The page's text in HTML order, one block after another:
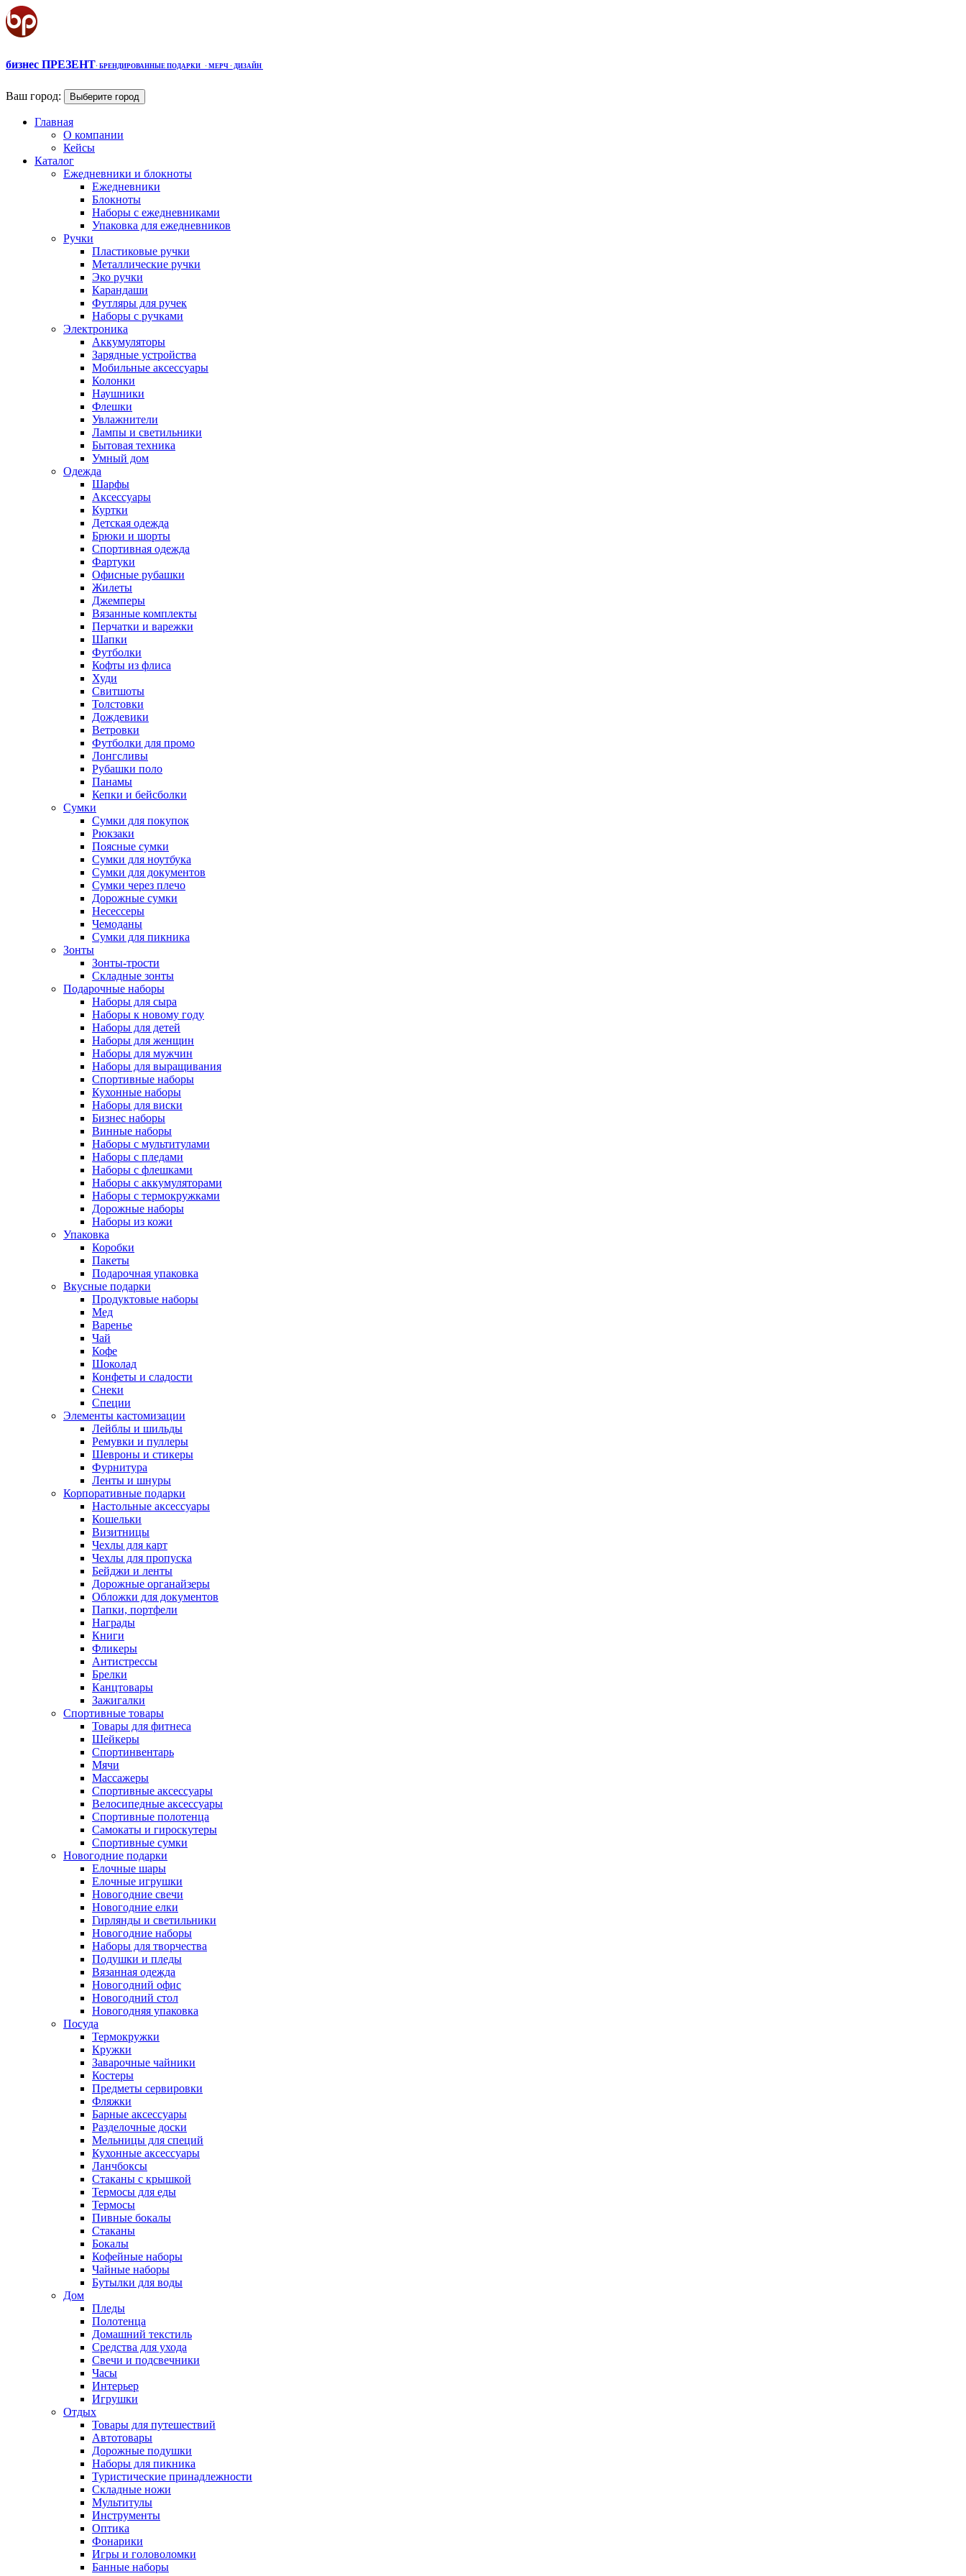
бизнес ПРЕЗЕНТ· БРЕНДИРОВАННЫЕ ПОДАРКИ · МЕРЧ · ДИЗАЙН
Ваш город: Выберите город
Главная
О компании
Кейсы
Каталог
Ежедневники и блокноты
Ежедневники
Блокноты
Наборы с ежедневниками
Упаковка для ежедневников
Ручки
Пластиковые ручки
Металлические ручки
Эко ручки
Карандаши
Футляры для ручек
Наборы с ручками
Электроника
Аккумуляторы
Зарядные устройства
Мобильные аксессуары
Колонки
Наушники
Флешки
Увлажнители
Лампы и светильники
Бытовая техника
Умный дом
Одежда
Шарфы
Аксессуары
Куртки
Детская одежда
Брюки и шорты
Спортивная одежда
Фартуки
Офисные рубашки
Жилеты
Джемперы
Вязанные комплекты
Перчатки и варежки
Шапки
Футболки
Кофты из флиса
Худи
Свитшоты
Толстовки
Дождевики
Ветровки
Футболки для промо
Лонгсливы
Рубашки поло
Панамы
Кепки и бейсболки
Сумки
Сумки для покупок
Рюкзаки
Поясные сумки
Сумки для ноутбука
Сумки для документов
Сумки через плечо
Дорожные сумки
Несессеры
Чемоданы
Сумки для пикника
Зонты
Зонты-трости
Складные зонты
Подарочные наборы
Наборы для сыра
Наборы к новому году
Наборы для детей
Наборы для женщин
Наборы для мужчин
Наборы для выращивания
Спортивные наборы
Кухонные наборы
Наборы для виски
Бизнес наборы
Винные наборы
Наборы с мультитулами
Наборы с пледами
Наборы с флешками
Наборы с аккумуляторами
Наборы с термокружками
Дорожные наборы
Наборы из кожи
Упаковка
Коробки
Пакеты
Подарочная упаковка
Вкусные подарки
Продуктовые наборы
Мед
Варенье
Чай
Кофе
Шоколад
Конфеты и сладости
Снеки
Специи
Элементы кастомизации
Лейблы и шильды
Ремувки и пуллеры
Шевроны и стикеры
Фурнитура
Ленты и шнуры
Корпоративные подарки
Настольные аксессуары
Кошельки
Визитницы
Чехлы для карт
Чехлы для пропуска
Бейджи и ленты
Дорожные органайзеры
Обложки для документов
Папки, портфели
Награды
Книги
Фликеры
Антистрессы
Брелки
Канцтовары
Зажигалки
Спортивные товары
Товары для фитнеса
Шейкеры
Спортинвентарь
Мячи
Массажеры
Спортивные аксессуары
Велосипедные аксессуары
Спортивные полотенца
Самокаты и гироскутеры
Спортивные сумки
Новогодние подарки
Елочные шары
Елочные игрушки
Новогодние свечи
Новогодние елки
Гирлянды и светильники
Новогодние наборы
Наборы для творчества
Подушки и пледы
Вязанная одежда
Новогодний офис
Новогодний стол
Новогодняя упаковка
Посуда
Термокружки
Кружки
Заварочные чайники
Костеры
Предметы сервировки
Фляжки
Барные аксессуары
Разделочные доски
Мельницы для специй
Кухонные аксессуары
Ланчбоксы
Стаканы с крышкой
Термосы для еды
Термосы
Пивные бокалы
Стаканы
Бокалы
Кофейные наборы
Чайные наборы
Бутылки для воды
Дом
Пледы
Полотенца
Домашний текстиль
Средства для ухода
Свечи и подсвечники
Часы
Интерьер
Игрушки
Отдых
Товары для путешествий
Автотовары
Дорожные подушки
Наборы для пикника
Туристические принадлежности
Складные ножи
Мультитулы
Инструменты
Оптика
Фонарики
Игры и головоломки
Банные наборы